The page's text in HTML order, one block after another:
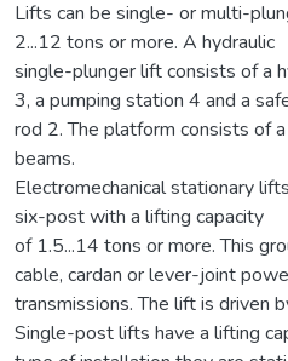
Lifts can be single- or multi-
2...12 tons or more. A hydraulic
single-plunger lift consists of a
3, a pumping station 4 and a
rod 2. The platform consists of
beams.
Electromechanical stationary
six-post with a lifting capacity
of 1.5...14 tons or more. This
cable, cardan or lever-joint
transmissions. The lift is driven
Single-post lifts have a lifting